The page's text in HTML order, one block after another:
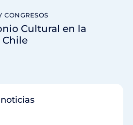
CONGRESOS
Cultural en la
Chile